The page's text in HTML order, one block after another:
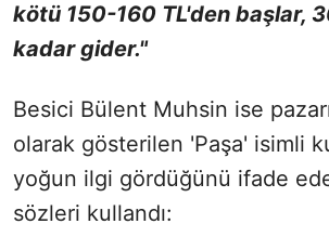
kötü 150-160 TL'den başlar,
kadar gider."
Besici Bülent Muhsin ise
olarak gösterilen 'Paşa' isimli
yoğun ilgi gördüğünü ifade
sözleri kullandı: